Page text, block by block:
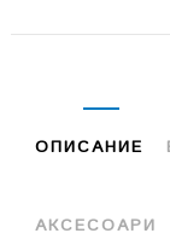
ОПИСАНИЕ
АКСЕСОАРИ